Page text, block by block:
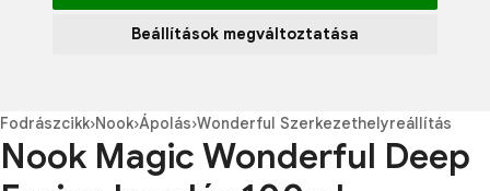
Beállítások megváltoztatása
Fodrászcikk›Nook›Ápolás›Wonderful Szerkezethelyreállítás
Nook Magic Wonderful Deep